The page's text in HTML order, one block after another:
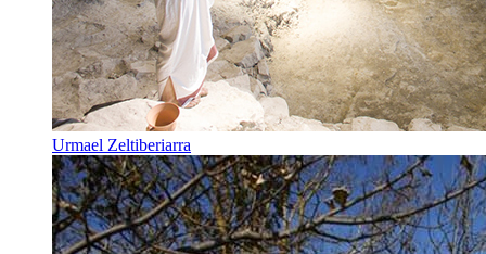
Urmael Zeltiberiarra